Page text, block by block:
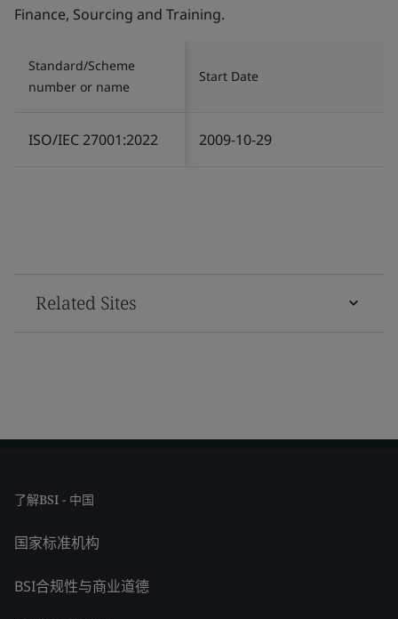
Finance, Sourcing and Training.
Standard/Scheme
number or name
Start Date
ISO/IEC 27001:2022 2009-10-29
Related Sites
了解BSI - 中国
国家标准机构
BSI合规性与商业道德